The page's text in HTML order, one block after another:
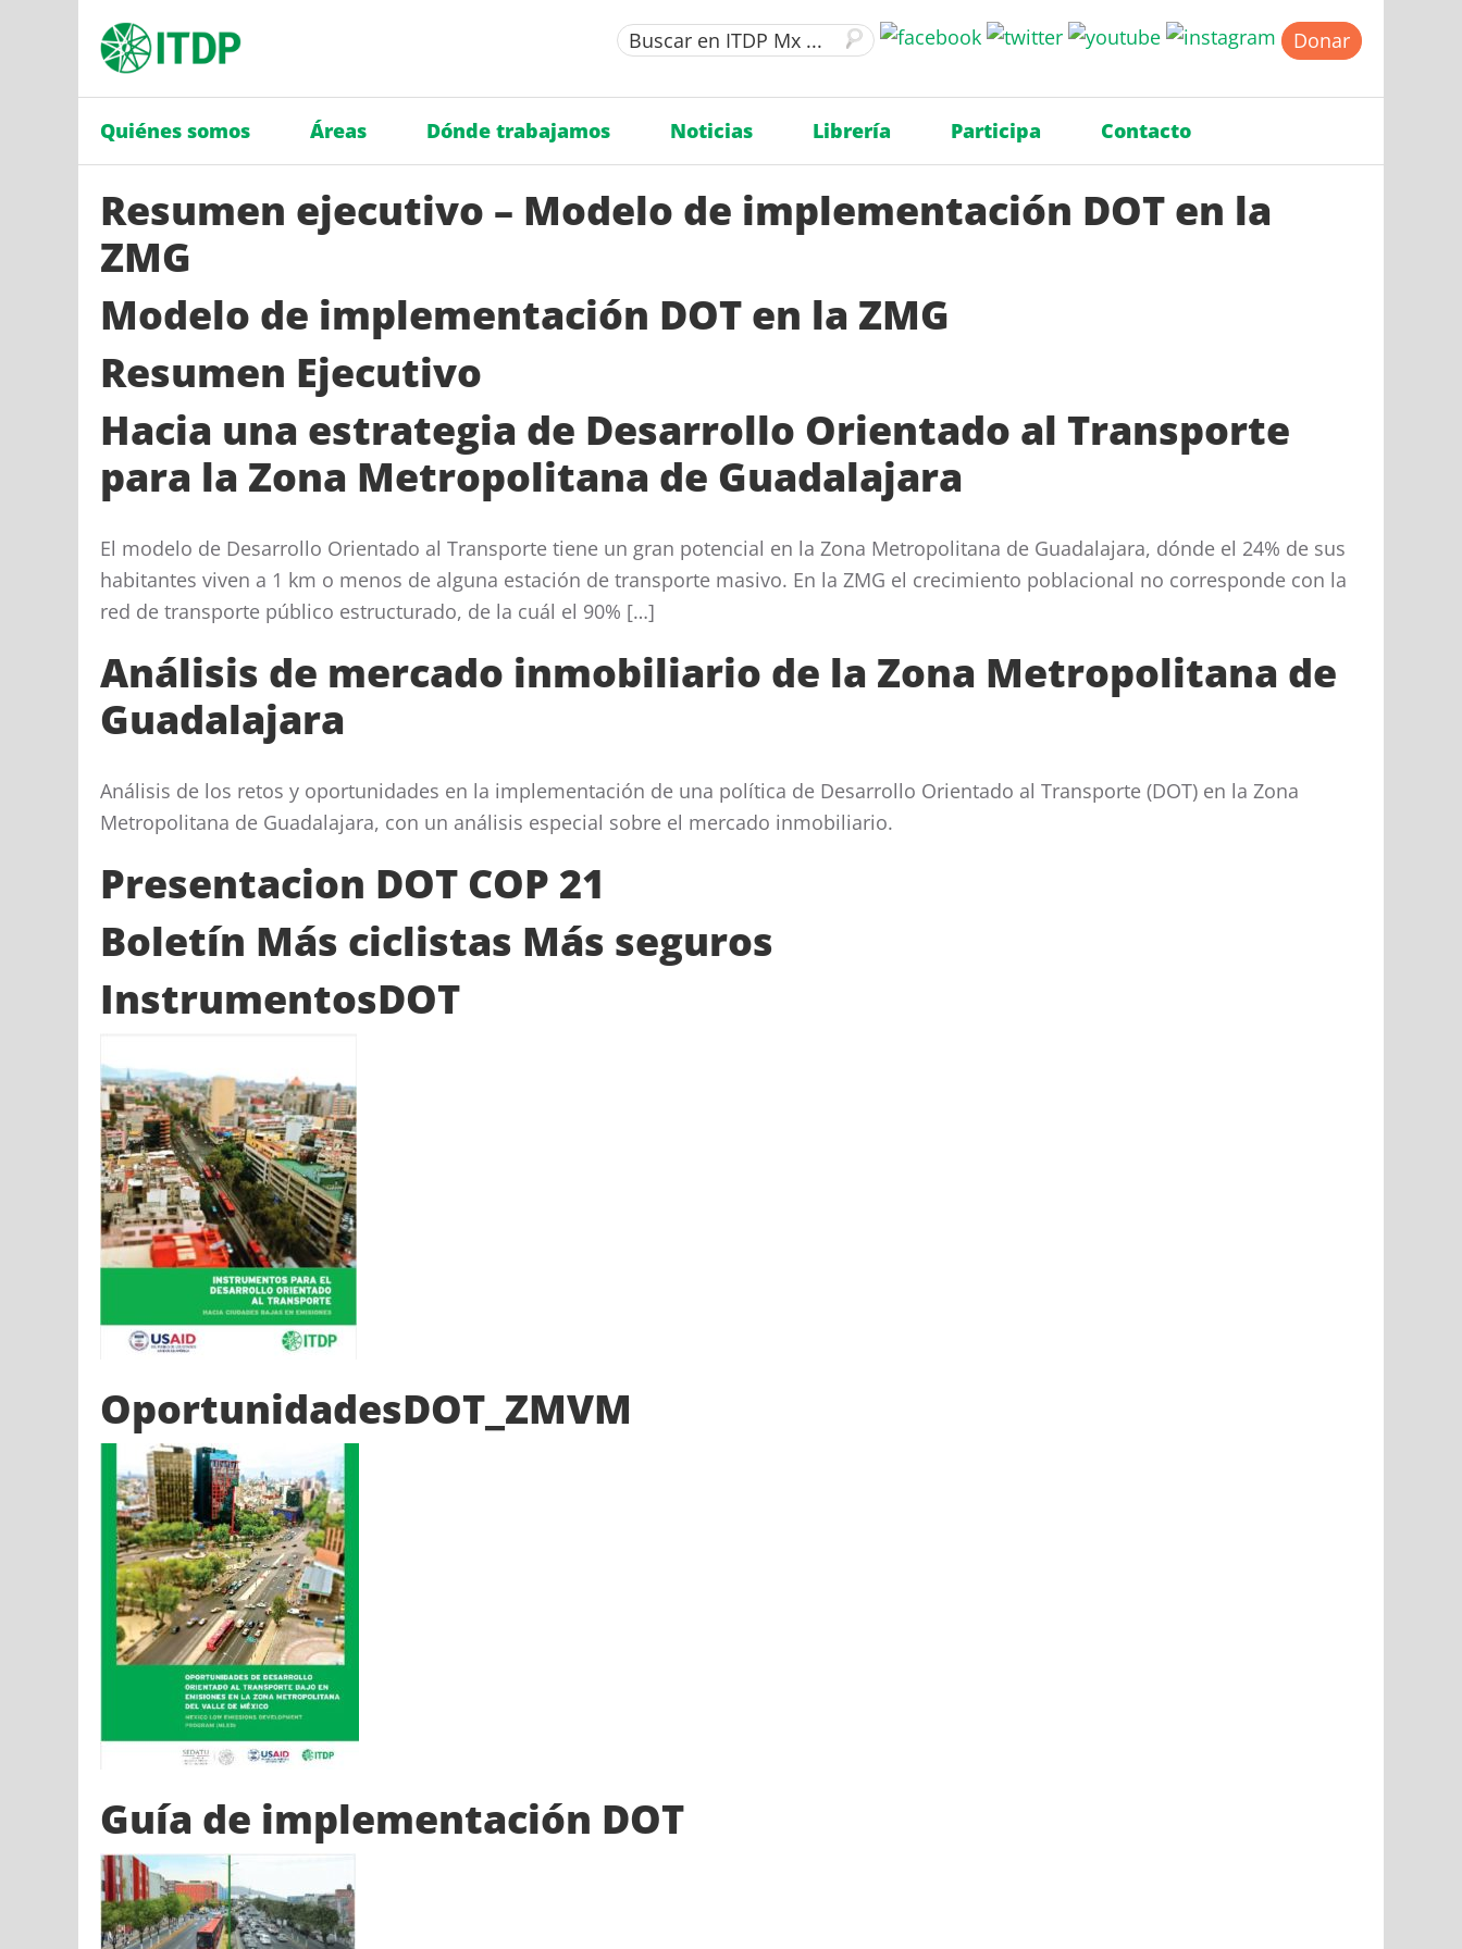
Donar
Quiénes somos Áreas Dónde trabajamos Noticias Librería Participa Contacto
Resumen ejecutivo – Modelo de implementación DOT en la
ZMG
Modelo de implementación DOT en la ZMG
Resumen Ejecutivo
Hacia una estrategia de Desarrollo Orientado al Transporte
para la Zona Metropolitana de Guadalajara
El modelo de Desarrollo Orientado al Transporte tiene un gran potencial en la Zona Metropolitana de Guadalajara, dónde el 24% de sus
habitantes viven a 1 km o menos de alguna estación de transporte masivo. En la ZMG el crecimiento poblacional no corresponde con la
red de transporte público estructurado, de la cuál el 90% […]
Análisis de mercado inmobiliario de la Zona Metropolitana de
Guadalajara
Análisis de los retos y oportunidades en la implementación de una política de Desarrollo Orientado al Transporte (DOT) en la Zona
Metropolitana de Guadalajara, con un análisis especial sobre el mercado inmobiliario.
Presentacion DOT COP 21
Boletín Más ciclistas Más seguros
InstrumentosDOT
OportunidadesDOT_ZMVM
Guía de implementación DOT